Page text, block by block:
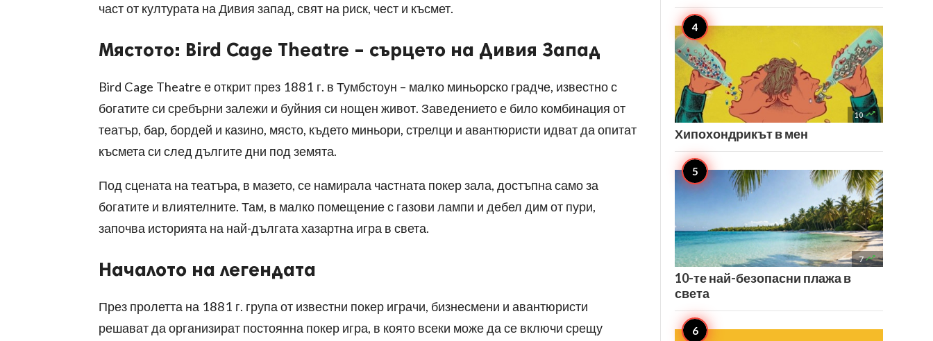
част от културата на Дивия запад, свят на риск, чест и късмет.
Мястото: Bird Cage Theatre – сърцето на Дивия Запад
Bird Cage Theatre е открит през 1881 г. в Тумбстоун – малко миньорско градче, известно с
богатите си сребърни залежи и буйния си нощен живот. Заведението е било комбинация от
театър, бар, бордей и казино, място, където миньори, стрелци и авантюристи идват да опитат
късмета си след дългите дни под земята.
Под сцената на театъра, в мазето, се намирала частната покер зала, достъпна само за
богатите и влиятелните. Там, в малко помещение с газови лампи и дебел дим от пури,
започва историята на най-дългата хазартна игра в света.
Началото на легендата
През пролетта на 1881 г. група от известни покер играчи, бизнесмени и авантюристи
решават да организират постоянна покер игра, в която всеки може да се включи срещу
10 
Хипохондрикът в мен
7 
10-те най-безопасни плажа в
света